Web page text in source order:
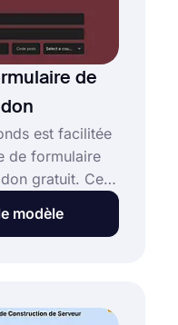
de
est facilitée
de formulaire
gratuit. Ce
de recueillir
de gérer les
modèle